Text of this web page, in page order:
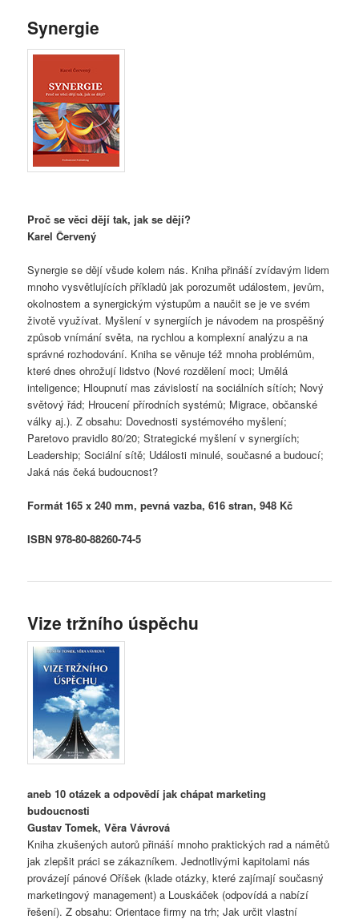
Synergie
Proč se věci dějí tak, jak se dějí?
Karel Červený
Synergie se dějí všude kolem nás. Kniha přináší zvídavým lidem
mnoho vysvětlujících příkladů jak porozumět událostem, jevům,
okolnostem a synergickým výstupům a naučit se je ve svém
životě využívat. Myšlení v synergiích je návodem na prospěšný
způsob vnímání světa, na rychlou a komplexní analýzu a na
správné rozhodování. Kniha se věnuje též mnoha problémům,
které dnes ohrožují lidstvo (Nové rozdělení moci; Umělá
inteligence; Hloupnutí mas závislostí na sociálních sítích; Nový
světový řád; Hroucení přírodních systémů; Migrace, občanské
války aj.). Z obsahu: Dovednosti systémového myšlení;
Paretovo pravidlo 80/20; Strategické myšlení v synergiích;
Leadership; Sociální sítě; Události minulé, současné a budoucí;
Jaká nás čeká budoucnost?
Formát 165 x 240 mm, pevná vazba, 616 stran, 948 Kč
ISBN 978-80-88260-74-5
Vize tržního úspěchu
aneb 10 otázek a odpovědí jak chápat marketing
budoucnosti
Gustav Tomek, Věra Vávrová
Kniha zkušených autorů přináší mnoho praktických rad a námětů
jak zlepšit práci se zákazníkem. Jednotlivými kapitolami nás
provázejí pánové Oříšek (klade otázky, které zajímají současný
marketingový management) a Louskáček (odpovídá a nabízí
řešení). Z obsahu: Orientace firmy na trh; Jak určit vlastní